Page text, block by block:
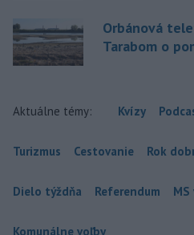
Orbánová
Tarabom o
Aktuálne témy: Kvízy
Turizmus Cestovanie Rok
Dielo týždňa Referendum
Komunálne voľby